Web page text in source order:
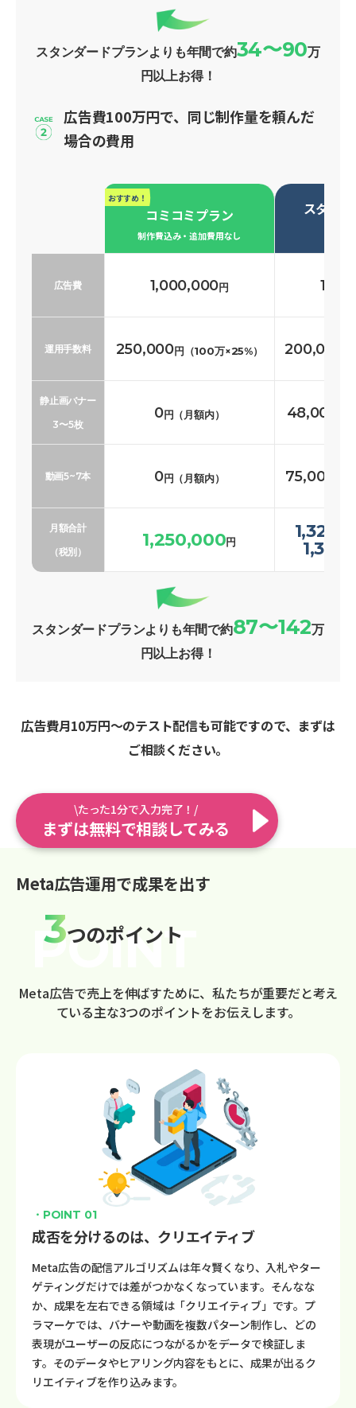
スタンダードプランよりも年間で約34〜90万
円以上お得！
広告費100万円で、同じ制作量を頼んだ
場合の費用
おすすめ！
コミコミプラン
制作費込み・追加費用なし
スタン
広告費 1,000,000円
運用手数料 250,000円（100万×25%） 200,000
静止画バナー
3〜5枚
0円（月額内） 48,000
動画5~7本 0円（月額内） 75,000〜
月額合計
（税別）
1,250,000円
スタンダードプランよりも年間で約87〜142万
円以上お得！
広告費月10万円〜のテスト配信も可能ですので、まずは
ご相談ください。
\たった1分で入力完了！/
まずは無料で相談してみる
Meta広告運用で成果を出す
3つのポイント
Meta広告で売上を伸ばすために、私たちが重要だと考え
ている主な3つのポイントをお伝えします。
・POINT 01
成否を分けるのは、クリエイティブ
Meta広告の配信アルゴリズムは年々賢くなり、入札やター
ゲティングだけでは差がつかなくなっています。そんなな
か、成果を左右できる領域は「クリエイティブ」です。プ
ラマーケでは、バナーや動画を複数パターン制作し、どの
表現がユーザーの反応につながるかをデータで検証しま
す。そのデータやヒアリング内容をもとに、成果が出るク
リエイティブを作り込みます。